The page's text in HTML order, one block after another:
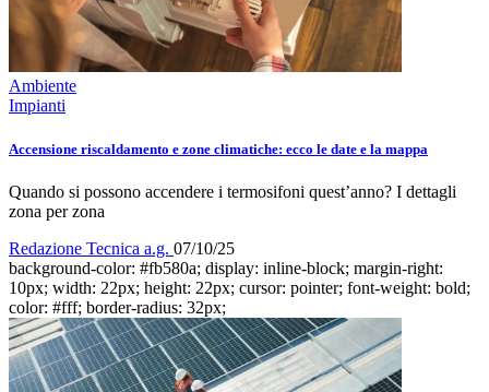
Ambiente
Impianti
Accensione riscaldamento e zone climatiche: ecco le date e la mappa
Quando si possono accendere i termosifoni quest’anno? I dettagli
zona per zona
Redazione Tecnica a.g. 07/10/25
background-color: #fb580a; display: inline-block; margin-right:
10px; width: 22px; height: 22px; cursor: pointer; font-weight: bold;
color: #fff; border-radius: 32px;